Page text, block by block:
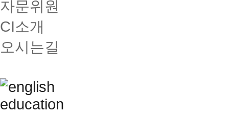
자문위원
CI소개
오시는길